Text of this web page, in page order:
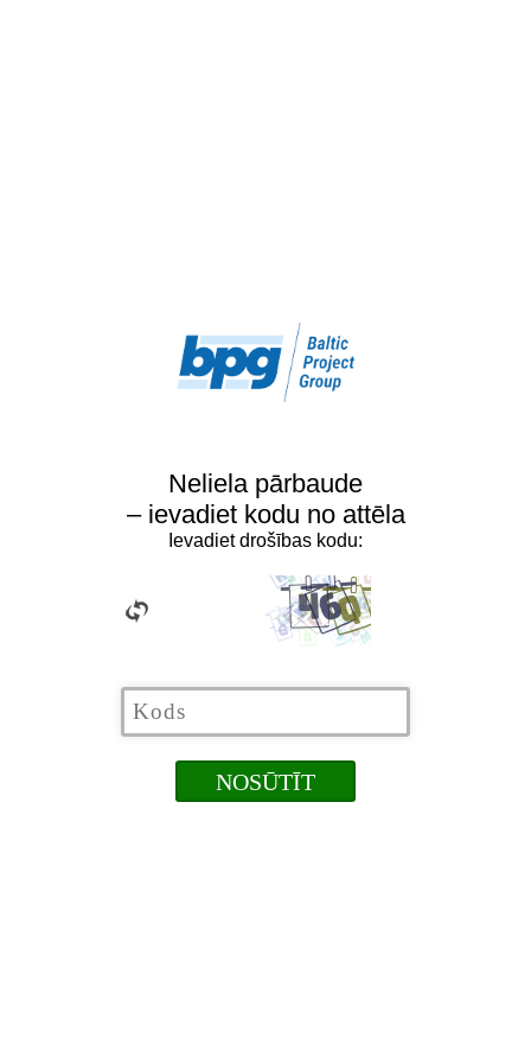
Neliela pārbaude
– ievadiet kodu no attēla
Ievadiet drošības kodu: